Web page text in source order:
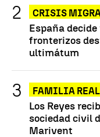
CRISIS
España
fronterizos
ultimátum
FAMILIA REAL
Los Reyes
sociedad civil
Marivent